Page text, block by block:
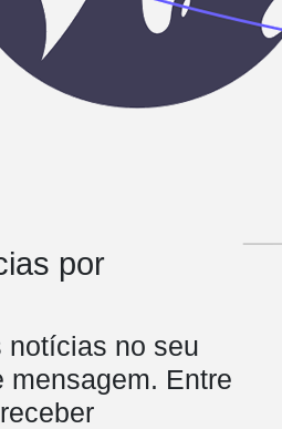
por
no seu
mensagem. Entre